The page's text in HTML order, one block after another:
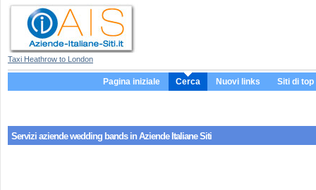
Taxi Heathrow to London
Pagina iniziale Cerca Nuovi links Siti di top
Servizi aziendewedding bandsin Aziende Italiane Siti